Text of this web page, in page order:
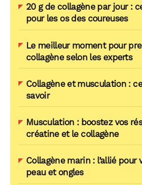
20 g de collagène par jour :
pour les os des coureuses
Le meilleur moment pour
collagène selon les experts
Collagène et musculation :
savoir
Musculation : boostez vos
créatine et le collagène
Collagène marin : l’allié pour
peau et ongles